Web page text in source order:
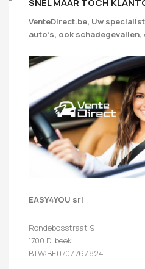
SNEL MAAR TOCH
VenteDirect.be, Uw
auto’s, ook
EASY4YOU srl
Rondebosstraat 9
1700 Dilbeek
BTW:BE0707.767.824